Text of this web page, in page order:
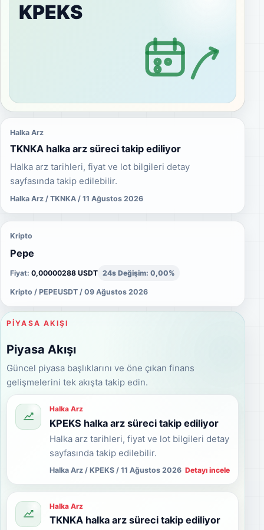
KPEKS
Halka Arz
TKNKA halka arz süreci takip ediliyor
Halka arz tarihleri, fiyat ve lot bilgileri detay
sayfasında takip edilebilir.
Halka Arz / TKNKA / 11 Ağustos 2026
Kripto
Pepe
Fiyat: 0,00000288 USDT 24s Değişim: 0,00%
Kripto / PEPEUSDT / 09 Ağustos 2026
PIYASA AKIŞI
Piyasa Akışı
Güncel piyasa başlıklarını ve öne çıkan finans
gelişmelerini tek akışta takip edin.
Halka Arz
KPEKS halka arz süreci takip ediliyor
Halka arz tarihleri, fiyat ve lot bilgileri detay
sayfasında takip edilebilir.
Halka Arz / KPEKS / 11 Ağustos 2026 Detayı incele
Halka Arz
TKNKA halka arz süreci takip ediliyor